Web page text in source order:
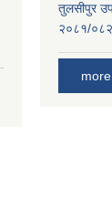
तुलसीपुर
२०८१/
more